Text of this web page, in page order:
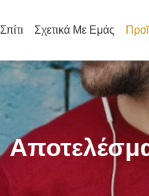
Σπίτι Σχετικά Με Εμάς